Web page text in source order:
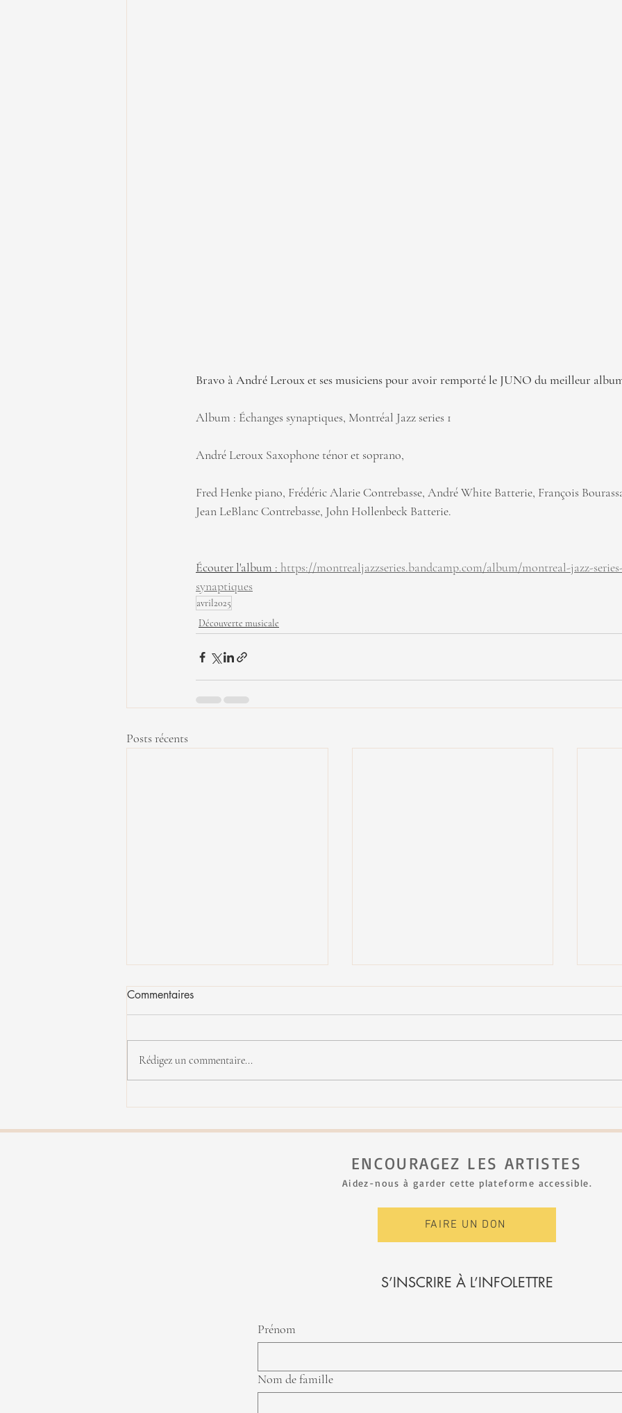
Bravo à André Leroux et ses musiciens pour avoir remporté le JUNO du meilleur
Album : Échanges synaptiques, Montréal Jazz series 1
André Leroux Saxophone ténor et soprano,
Fred Henke piano, Frédéric Alarie Contrebasse, André White Batterie, François
Jean LeBlanc Contrebasse, John Hollenbeck Batterie.
Écouter l'album : https://montrealjazzseries.bandcamp.com/album/montreal-jazz-
synaptiques
avril2025
Découverte musicale
Posts récents
Rachel Therrien - Dialogue vol.
Rachel Therrien - Dialogue vol.
Commentaires
Rédigez un commentaire...
ENCOURAGEZ LES ARTISTES
Aidez-nous à garder cette plateforme accessible.
FAIRE UN DON
S’INSCRIRE À L’INFOLETTRE
Prénom
Nom de famille